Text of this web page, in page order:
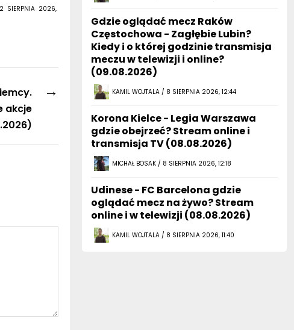
SIERPNIA 2026,
→
akcje
Gdzie oglądać mecz Raków
Częstochowa - Zagłębie Lubin?
Kiedy i o której godzinie transmisja
meczu w telewizji i online?
(09.08.2026)
KAMIL WOJTALA / 8 SIERPNIA 2026, 12:44
Korona Kielce - Legia Warszawa
gdzie obejrzeć? Stream online i
transmisja TV (08.08.2026)
MICHAŁ BOSAK / 8 SIERPNIA 2026, 12:18
Udinese - FC Barcelona gdzie
oglądać mecz na żywo? Stream
online i w telewizji (08.08.2026)
KAMIL WOJTALA / 8 SIERPNIA 2026, 11:40